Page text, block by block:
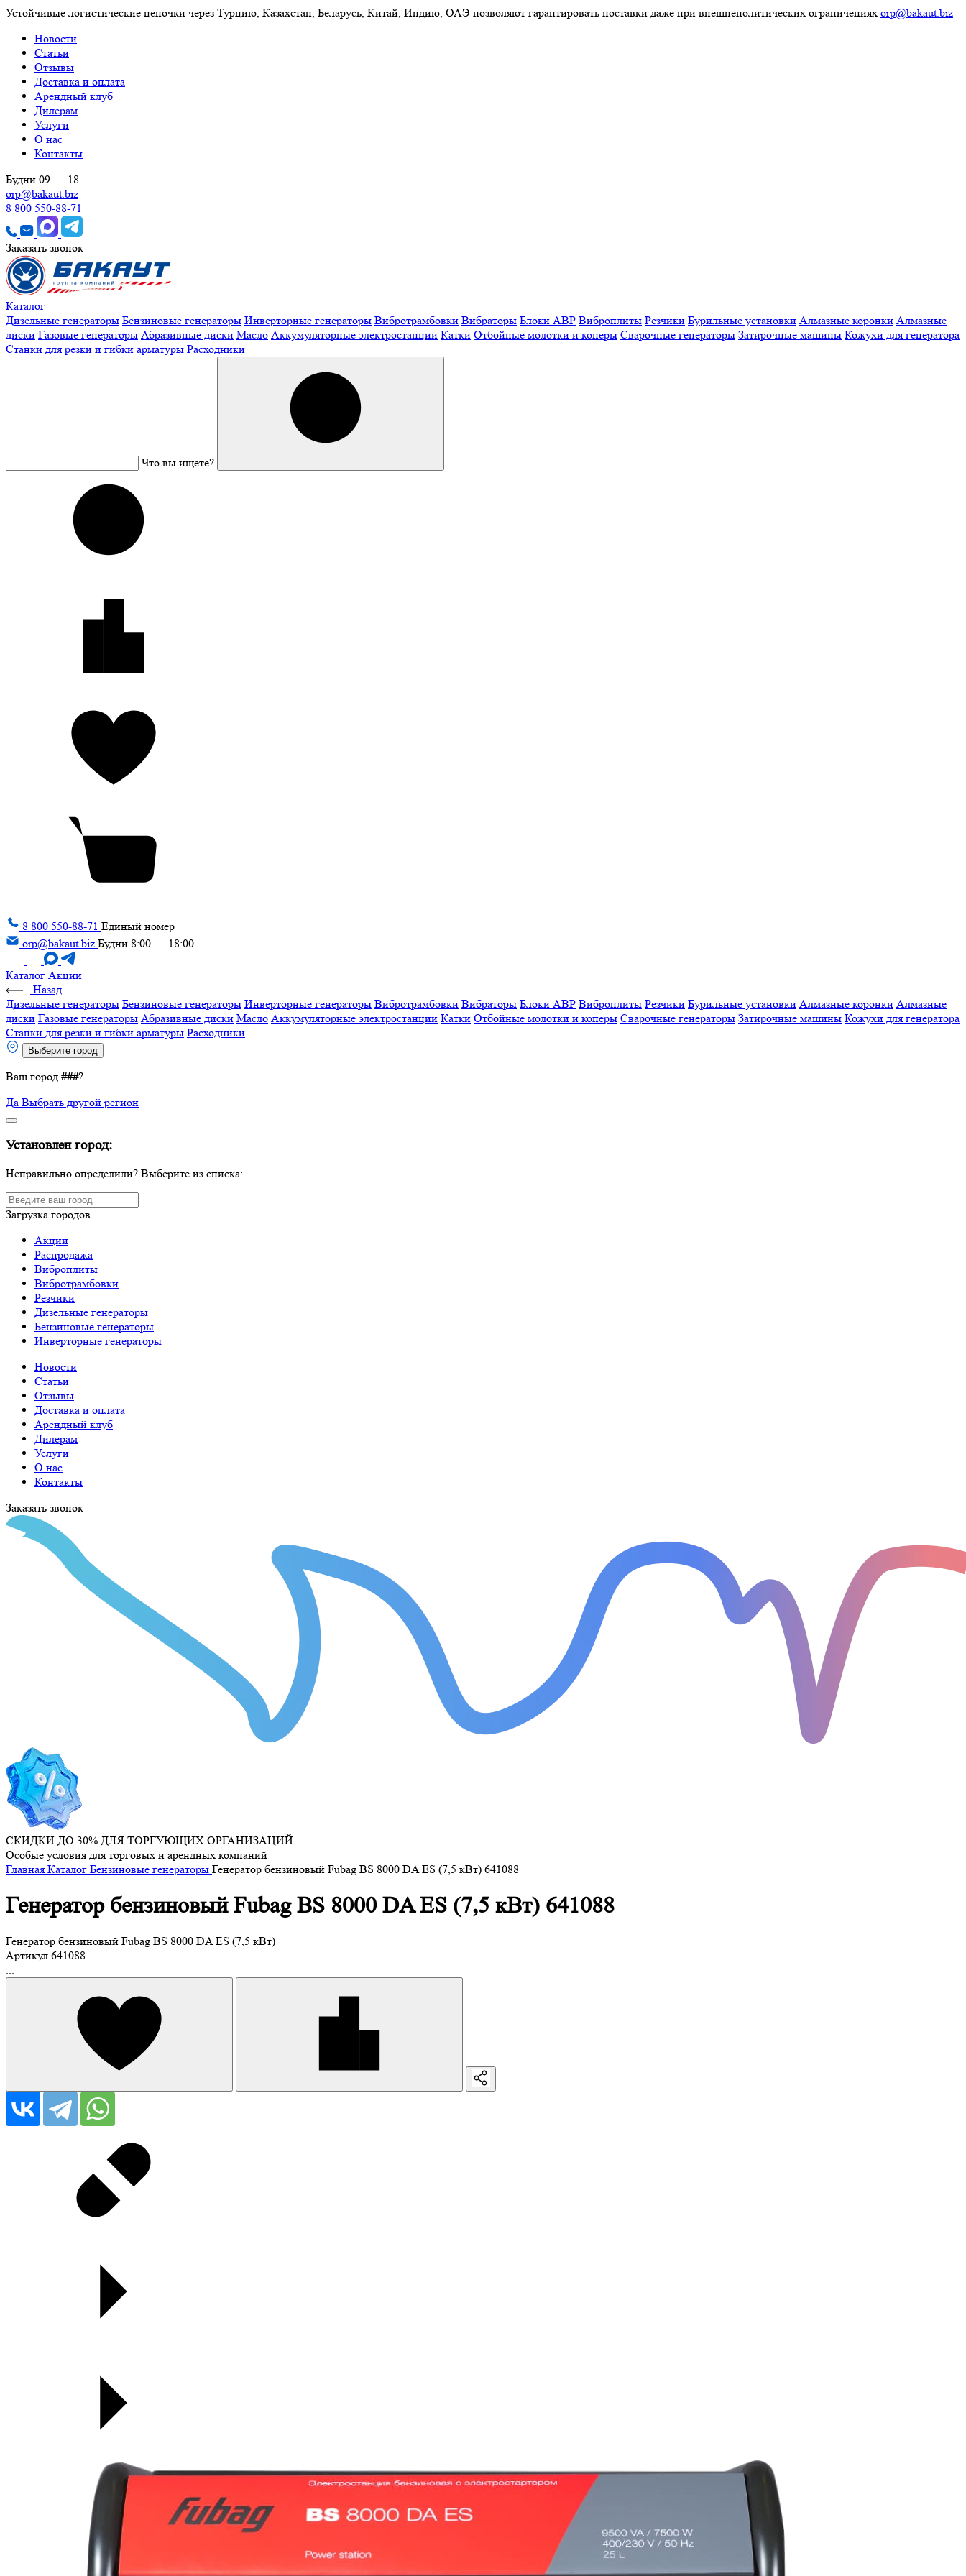
Устойчивые логистические цепочки через Турцию, Казахстан, Беларусь, Китай, Индию, ОАЭ позволяют гарантировать поставки даже при внешнеполитических ограничениях orp@bakaut.biz
Новости
Статьи
Отзывы
Доставка и оплата
Арендный клуб
Дилерам
Услуги
О нас
Контакты
Будни 09 — 18
orp@bakaut.biz
8 800 550-88-71
Заказать звонок
Каталог
Дизельные генераторы Бензиновые генераторы Инверторные генераторы Вибротрамбовки Вибраторы Блоки АВР Виброплиты Резчики Бурильные установки Алмазные коронки Алмазные
диски Газовые генераторы Абразивные диски Масло Аккумуляторные электростанции Катки Отбойные молотки и коперы Сварочные генераторы Затирочные машины Кожухи для генератора
Станки для резки и гибки арматуры Расходники
Что вы ищете?
8 800 550-88-71 Единый номер
orp@bakaut.biz Будни 8:00 — 18:00
Каталог Акции
Назад
Дизельные генераторы Бензиновые генераторы Инверторные генераторы Вибротрамбовки Вибраторы Блоки АВР Виброплиты Резчики Бурильные установки Алмазные коронки Алмазные
диски Газовые генераторы Абразивные диски Масло Аккумуляторные электростанции Катки Отбойные молотки и коперы Сварочные генераторы Затирочные машины Кожухи для генератора
Станки для резки и гибки арматуры Расходники
Выберите город
Ваш город ###?
Да Выбрать другой регион
Установлен город:
Неправильно определили? Выберите из списка:
Загрузка городов...
Акции
Распродажа
Виброплиты
Вибротрамбовки
Резчики
Дизельные генераторы
Бензиновые генераторы
Инверторные генераторы
Новости
Статьи
Отзывы
Доставка и оплата
Арендный клуб
Дилерам
Услуги
О нас
Контакты
Заказать звонок
СКИДКИ ДО 30% ДЛЯ ТОРГУЮЩИХ ОРГАНИЗАЦИЙ
Особые условия для торговых и арендных компаний
Главная Каталог Бензиновые генераторы Генератор бензиновый Fubag BS 8000 DA ES (7,5 кВт) 641088
Генератор бензиновый Fubag BS 8000 DA ES (7,5 кВт) 641088
Генератор бензиновый Fubag BS 8000 DA ES (7,5 кВт)
Артикул 641088
...